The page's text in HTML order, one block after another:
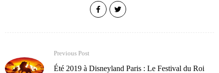
Previous Post
Été 2019 à Disneyland Paris : Le Festival du Roi